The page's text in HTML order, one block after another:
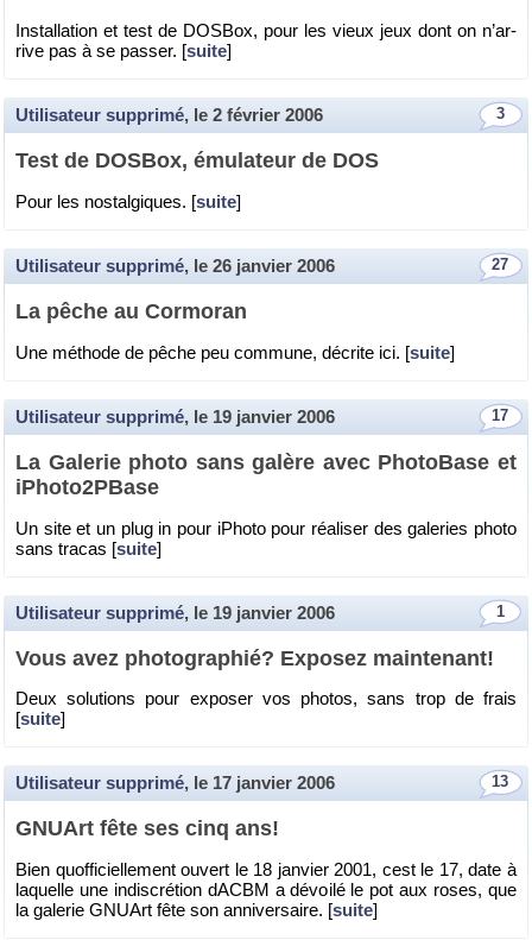
Ins­tal­la­tion et test de DOS­Box, pour les vieux jeux dont on n’ar­
rive pas à se pas­ser. [suite]
3
Utilisateur supprimé, le 2 février 2006
Test de DOS­Box, ému­la­teur de DOS
Pour les nos­tal­giques. [suite]
27
Utilisateur supprimé, le 26 janvier 2006
La pêche au Cor­mo­ran
Une mé­thode de pêche peu com­mune, dé­crite ici. [suite]
17
Utilisateur supprimé, le 19 janvier 2006
La Ga­le­rie photo sans ga­lère avec Pho­to­Base et
iPho­to2P­Base
Un site et un plug in pour iPhoto pour réa­li­ser des ga­le­ries photo
sans tra­cas [suite]
1
Utilisateur supprimé, le 19 janvier 2006
Vous avez pho­to­gra­phié? Ex­po­sez main­te­nant!
Deux so­lu­tions pour ex­po­ser vos pho­tos, sans trop de frais
[suite]
13
Utilisateur supprimé, le 17 janvier 2006
GNUArt fête ses cinq ans!
Bien quof­fi­ciel­le­ment ou­vert le 18 jan­vier 2001, cest le 17, date à
la­quelle une in­dis­cré­tion dACBM a dé­voilé le pot aux roses, que
la ga­le­rie GNUArt fête son an­ni­ver­saire. [suite]